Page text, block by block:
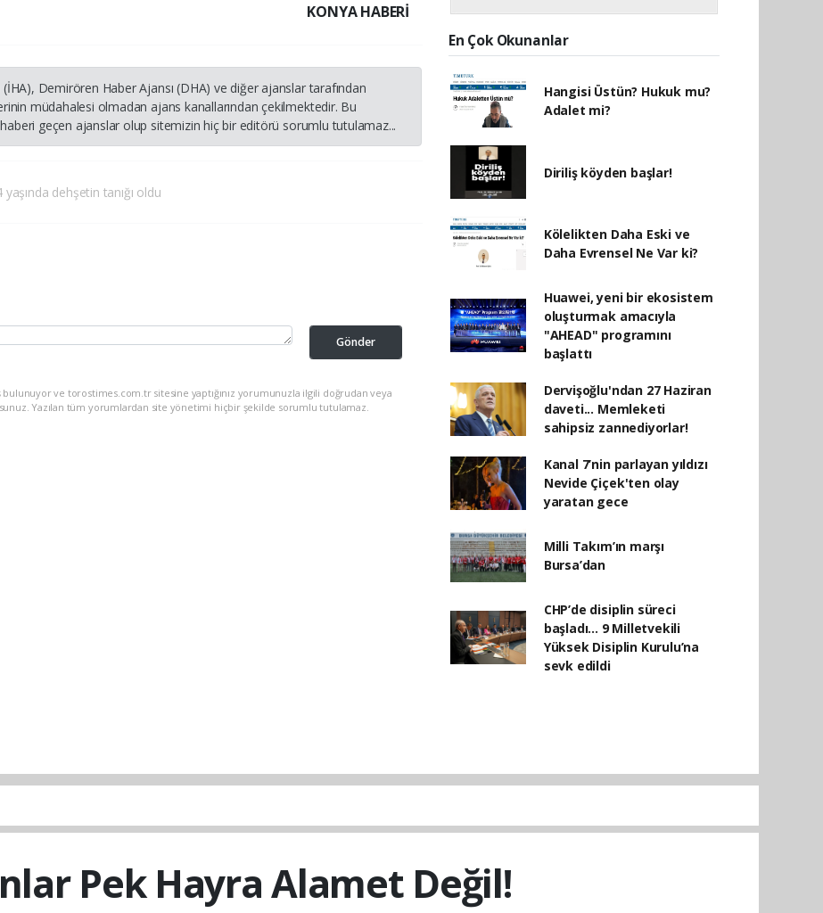
KONYA HABERİ
Demirören Haber Ajansı (DHA) ve diğer ajanslar tarafından
müdahalesi olmadan ajans kanallarından çekilmektedir. Bu
geçen ajanslar olup sitemizin hiç bir editörü sorumlu tutulamaz...
yaşında dehşetin tanığı oldu
Gönder
bulunuyor ve torostimes.com.tr sitesine yaptığınız yorumunuzla ilgili doğrudan veya
Yazılan tüm yorumlardan site yönetimi hiçbir şekilde sorumlu tutulamaz.
En Çok Okunanlar
Hangisi Üstün? Hukuk mu?
Adalet mi?
Diriliş köyden başlar!
Kölelikten Daha Eski ve
Daha Evrensel Ne Var ki?
Huawei, yeni bir ekosistem
oluşturmak amacıyla
"AHEAD" programını
başlattı
Dervişoğlu'ndan 27 Haziran
daveti... Memleketi
sahipsiz zannediyorlar!
Kanal 7’nin parlayan yıldızı
Nevide Çiçek'ten olay
yaratan gece
Milli Takım’ın marşı
Bursa’dan
CHP’de disiplin süreci
başladı... 9 Milletvekili
Yüksek Disiplin Kurulu’na
sevk edildi
Pek Hayra Alamet Değil!